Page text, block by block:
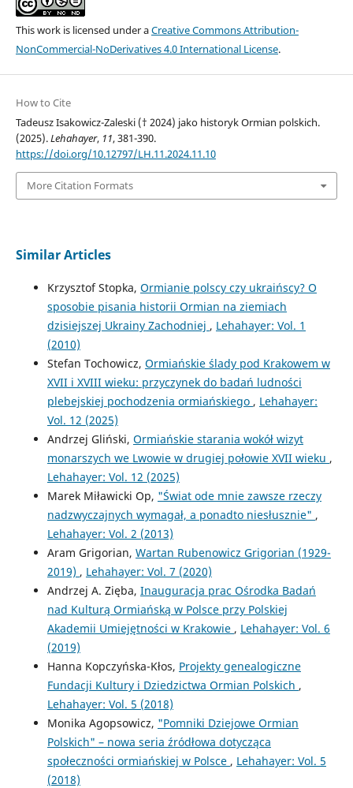
This work is licensed under aCreative Commons Attribution-
NonCommercial-NoDerivatives 4.0 International License.
How to Cite
Tadeusz Isakowicz-Zaleski († 2024) jako historyk Ormian polskich.
(2025).Lehahayer, 11, 381-390.
https://doi.org/10.12797/LH.11.2024.11.10
More Citation Formats
Similar Articles
Krzysztof Stopka, Ormianie polscy czy ukraińscy? O
sposobie pisania historii Ormian na ziemiach
dzisiejszej Ukrainy Zachodniej , Lehahayer: Vol. 1
(2010)
Stefan Tochowicz, Ormiańskie ślady pod Krakowem w
XVII i XVIII wieku: przyczynek do badań ludności
plebejskiej pochodzenia ormiańskiego , Lehahayer:
Vol. 12 (2025)
Andrzej Gliński, Ormiańskie starania wokół wizyt
monarszych we Lwowie w drugiej połowie XVII wieku ,
Lehahayer: Vol. 12 (2025)
Marek Miławicki Op, "Świat ode mnie zawsze rzeczy
nadzwyczajnych wymagał, a ponadto niesłusznie" ,
Lehahayer: Vol. 2 (2013)
Aram Grigorian, Wartan Rubenowicz Grigorian (1929-
2019) , Lehahayer: Vol. 7 (2020)
Andrzej A. Zięba, Inauguracja prac Ośrodka Badań
nad Kulturą Ormiańską w Polsce przy Polskiej
Akademii Umiejętności w Krakowie , Lehahayer: Vol. 6
(2019)
Hanna Kopczyńska-Kłos, Projekty genealogiczne
Fundacji Kultury i Dziedzictwa Ormian Polskich ,
Lehahayer: Vol. 5 (2018)
Monika Agopsowicz, "Pomniki Dziejowe Ormian
Polskich" – nowa seria źródłowa dotycząca
społeczności ormiańskiej w Polsce , Lehahayer: Vol. 5
(2018)